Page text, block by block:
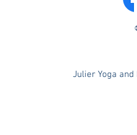
​Julier Yoga